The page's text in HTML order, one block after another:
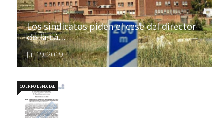
Los sindicatos piden el cese del director
de la cá…
Jul 19, 2019
CUERPO ESPECIAL